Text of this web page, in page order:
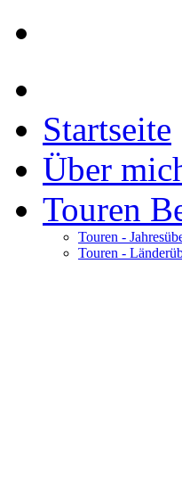
Startseite
Über
Touren
Touren -
Touren -